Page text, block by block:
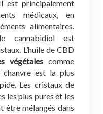
est principalement
médicaux, en
alimentaires.
cannabidiol est
L’huile de CBD
végétales comme
chanvre est la plus
Les cristaux de
les plus pures et les
être mélangés dans